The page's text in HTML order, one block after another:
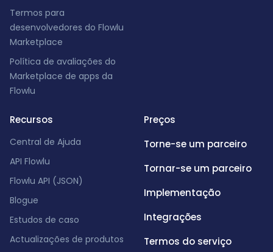
Termos para
desenvolvedores do Flowlu
Marketplace
Política de avaliações do
Marketplace de apps da
Flowlu
Recursos
Central de Ajuda
API Flowlu
Flowlu API (JSON)
Blogue
Estudos de caso
Actualizações de produtos
Preços
Torne-se um parceiro
Tornar-se um parceiro
Implementação
Integrações
Termos do serviço